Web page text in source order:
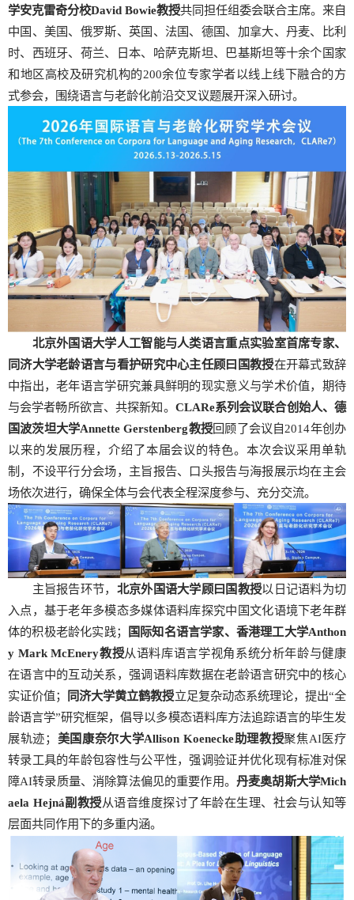
学安克雷奇分校David Bowie教授共同担任组委会联合主席。来自
中国、美国、俄罗斯、英国、法国、德国、加拿大、丹麦、比利
时、西班牙、荷兰、日本、哈萨克斯坦、巴基斯坦等十余个国家
和地区高校及研究机构的200余位专家学者以线上线下融合的方
式参会，围绕语言与老龄化前沿交叉议题展开深入研讨。
北京外国语大学人工智能与人类语言重点实验室首席专家、
同济大学老龄语言与看护研究中心主任顾曰国教授在开幕式致辞
中指出，老年语言学研究兼具鲜明的现实意义与学术价值，期待
与会学者畅所欲言、共探新知。 CLARe系列会议联合创始人、德
国波茨坦大学Annette Gerstenberg教授回顾了会议自2014年创办
以来的发展历程，介绍了本届会议的特色。本次会议采用单轨
制，不设平行分会场，主旨报告、口头报告与海报展示均在主会
场依次进行，确保全体与会代表全程深度参与、充分交流。
主旨报告环节， 北京外国语大学顾曰国教授以日记语料为切
入点，基于老年多模态多媒体语料库探究中国文化语境下老年群
体的积极老龄化实践；
国际知名语言学家、香港理工大学Anthon
y Mark McEnery教授从语料库语言学视角系统分析年龄与健康
在语言中的互动关系，强调语料库数据在老龄语言研究中的核心
实证价值；
同济大学黄立鹤教授立足复杂动态系统理论，提出“全
龄语言学”研究框架，倡导以多模态语料库方法追踪语言的毕生发
展轨迹； 美国康奈尔大学Allison Koenecke助理教授聚焦AI医疗
转录工具的年龄包容性与公平性，强调验证并优化现有标准对保
障AI转录质量、消除算法偏见的重要作用。 丹麦奥胡斯大学Mich
aela Hejná副教授从语音维度探讨了年龄在生理、社会与认知等
层面共同作用下的多重内涵。